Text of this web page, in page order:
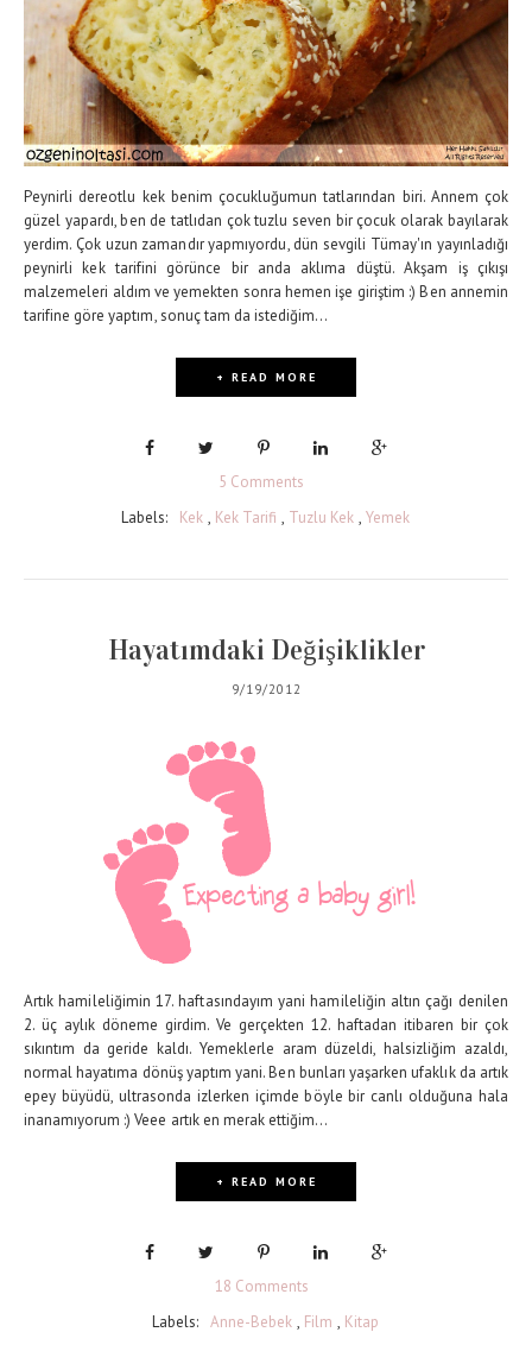
Peynirli dereotlu kek benim çocukluğumun tatlarından biri. Annem çok
güzel yapardı, ben de tatlıdan çok tuzlu seven bir çocuk olarak bayılarak
yerdim. Çok uzun zamandır yapmıyordu, dün sevgili Tümay'ın yayınladığı
peynirli kek tarifini görünce bir anda aklıma düştü. Akşam iş çıkışı
malzemeleri aldım ve yemekten sonra hemen işe giriştim :) Ben annemin
tarifine göre yaptım, sonuç tam da istediğim...
+ READ MORE
5 Comments
Labels:
Kek , Kek Tarifi , Tuzlu Kek , Yemek
Hayatımdaki Değişiklikler
9/19/2012
Artık hamileliğimin 17. haftasındayım yani hamileliğin altın çağı denilen
2. üç aylık döneme girdim. Ve gerçekten 12. haftadan itibaren bir çok
sıkıntım da geride kaldı. Yemeklerle aram düzeldi, halsizliğim azaldı,
normal hayatıma dönüş yaptım yani. Ben bunları yaşarken ufaklık da artık
epey büyüdü, ultrasonda izlerken içimde böyle bir canlı olduğuna hala
inanamıyorum :) Veee artık en merak ettiğim...
+ READ MORE
18 Comments
Labels: Anne-Bebek , Film , Kitap